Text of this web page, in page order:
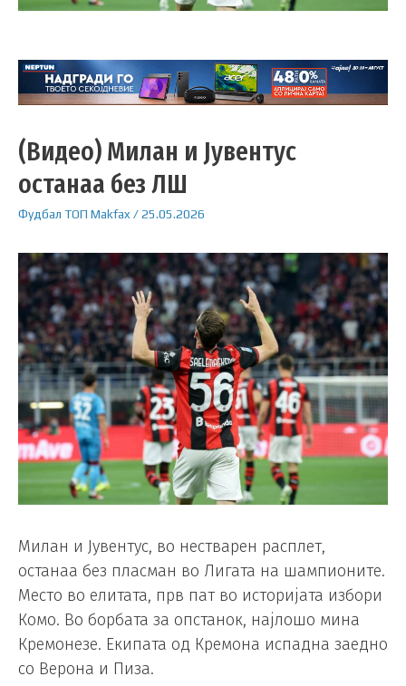
(Видео) Милан и Јувентус
останаа без ЛШ
Фудбал ТОП Makfax /25.05.2026
Милан и Јувентус, во нестварен расплет,
останаа без пласман во Лигата на шампионите.
Место во елитата, прв пат во историјата избори
Комо. Во борбата за опстанок, најлошо мина
Кремонезе. Екипата од Кремона испадна заедно
со Верона и Пиза.